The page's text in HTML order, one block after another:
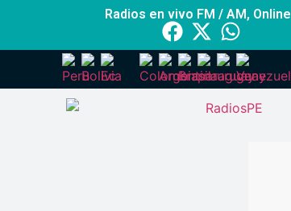
Radios en vivo FM / AM, Online